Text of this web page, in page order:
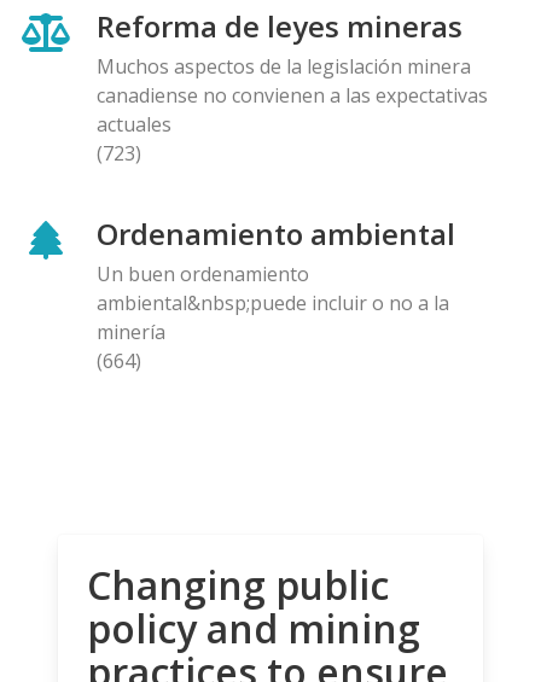
Reforma de leyes mineras
Muchos aspectos de la legislación minera
canadiense no convienen a las expectativas
actuales
(723)
Ordenamiento ambiental
Un buen ordenamiento
ambiental&nbsp;puede incluir o no a la
minería
(664)
Changing public
policy and mining
practices to ensure